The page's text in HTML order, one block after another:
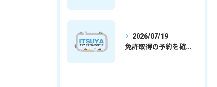
2026/07/19
免許取得の予約を確実に取るための最新ガイドと一発試験合格の実践法